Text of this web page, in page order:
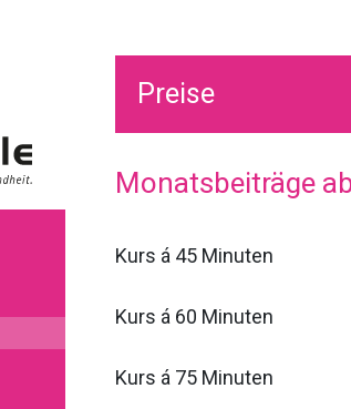
Preise
Monatsbeiträge
Kurs á 45 Minuten
Kurs á 60 Minuten
Kurs á 75 Minuten